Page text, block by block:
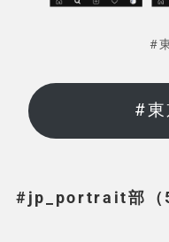
#
#東
#jp_portrait部（